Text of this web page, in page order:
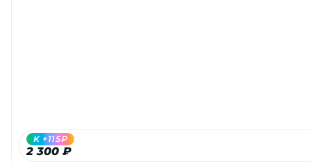
2 300 ₽
K +115₽